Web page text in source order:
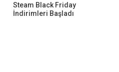
Steam Black Friday
İndirimleri Başladı